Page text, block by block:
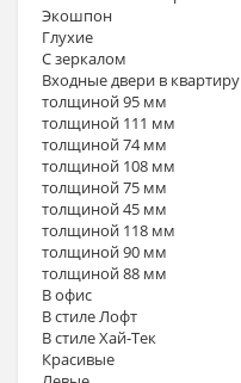
Экошпон
Глухие
С зеркалом
Входные двери в квартиру
толщиной 95 мм
толщиной 111 мм
толщиной 74 мм
толщиной 108 мм
толщиной 75 мм
толщиной 45 мм
толщиной 118 мм
толщиной 90 мм
толщиной 88 мм
В офис
В стиле Лофт
В стиле Хай-Тек
Красивые